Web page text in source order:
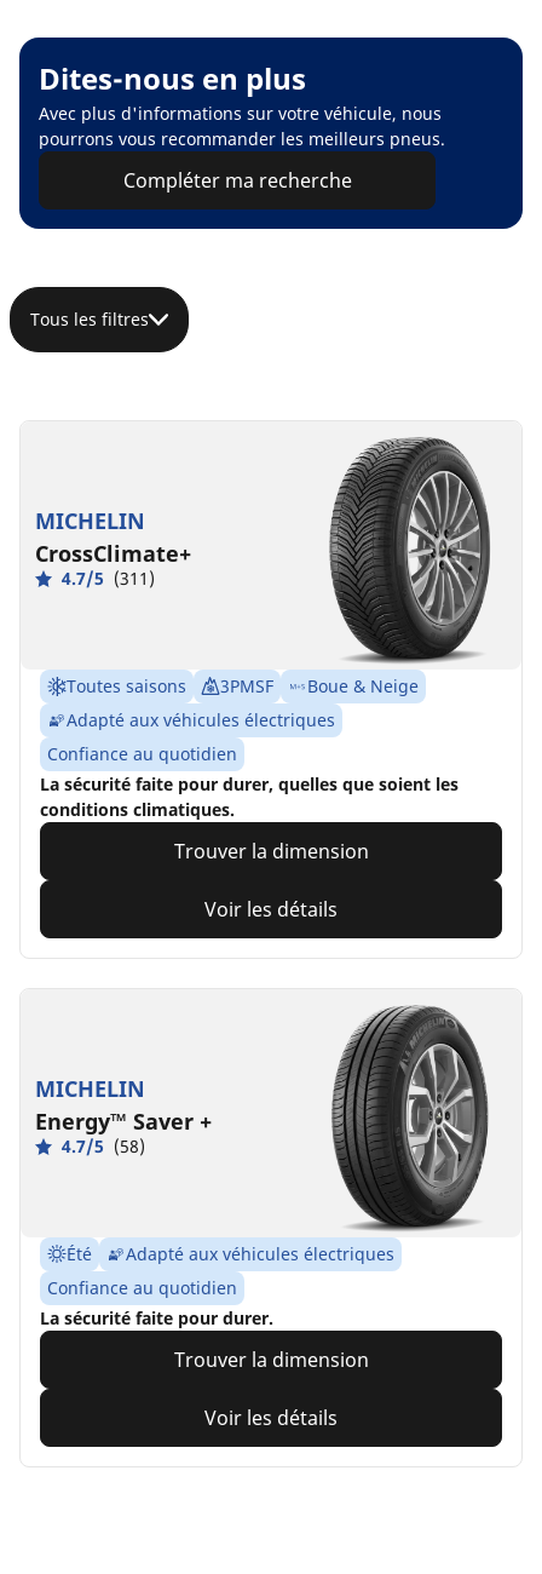
Dites-nous en plus
Avec plus d'informations sur votre véhicule, nous
pourrons vous recommander les meilleurs pneus.
Compléter ma recherche
Tous les filtres
MICHELIN
CrossClimate+
4.7/5 (311)
Toutes saisons 3PMSF
Boue & Neige
Adapté aux véhicules électriques
Confiance au quotidien
La sécurité faite pour durer, quelles que soient les
conditions climatiques.
Trouver la dimension
Voir les détails
MICHELIN
Energy™ Saver +
4.7/5 (58)
Été
Adapté aux véhicules électriques
Confiance au quotidien
La sécurité faite pour durer.
Trouver la dimension
Voir les détails